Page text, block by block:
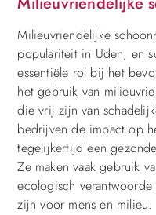
Milieuvriendelijke
populariteit in Uden, en
essentiële rol bij het
het gebruik van
die vrij zijn van
bedrijven de impact op
tegelijkertijd een
Ze maken vaak gebruik
ecologisch
zijn voor mens en milieu.